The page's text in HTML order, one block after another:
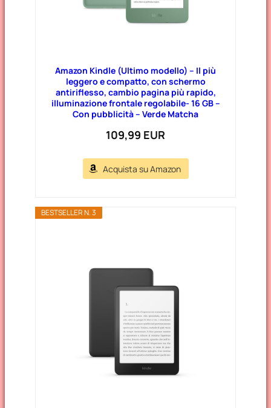
Amazon Kindle (Ultimo modello) – Il più
leggero e compatto, con schermo
antiriflesso, cambio pagina più rapido,
illuminazione frontale regolabile- 16 GB –
Con pubblicità – Verde Matcha
109,99 EUR
Acquista su Amazon
BESTSELLER N. 3